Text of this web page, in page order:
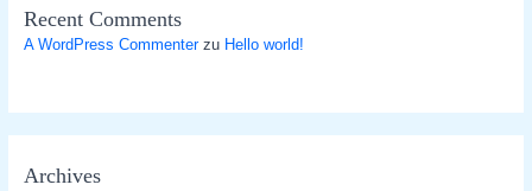
Recent Comments
A WordPress Commenterzu Hello world!
Archives